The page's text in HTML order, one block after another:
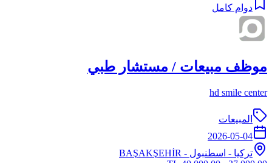
دوام كامل
موظف مبيعات / مستشار طبي
hd smile center
المبيعات
2026-05-04
تركيا - اسطنبول - BAŞAKŞEHİR